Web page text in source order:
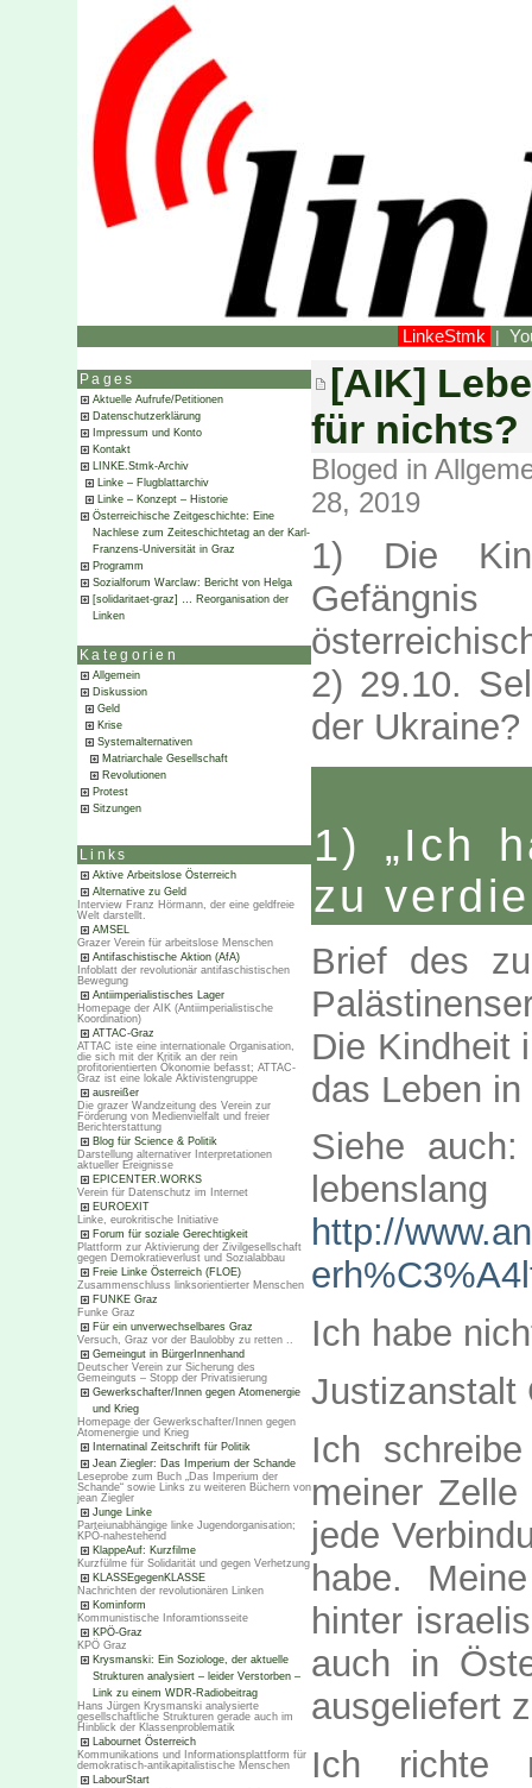
LinkeStmk |
Pages
Aktuelle Aufrufe/Petitionen
Datenschutzerklärung
Impressum und Konto
Kontakt
LINKE.Stmk-Archiv
Linke – Flugblattarchiv
Linke – Konzept – Historie
Österreichische Zeitgeschichte: Eine
Nachlese zum Zeiteschichtetag an der Karl-
Franzens-Universität in Graz
Programm
Sozialforum Warclaw: Bericht von Helga
[solidaritaet-graz] … Reorganisation der
Linken
Kategorien
Allgemein
Diskussion
Geld
Krise
Systemalternativen
Matriarchale Gesellschaft
Revolutionen
Protest
Sitzungen
Links
Aktive Arbeitslose Österreich
Alternative zu Geld
Interview Franz Hörmann, der eine geldfreie
Welt darstellt.
AMSEL
Grazer Verein für arbeitslose Menschen
Antifaschistische Aktion (AfA)
Infoblatt der revolutionär antifaschistischen
Bewegung
Antiimperialistisches Lager
Homepage der AIK (Antiimperialistische
Koordination)
ATTAC-Graz
ATTAC iste eine internationale Organisation,
die sich mit der Kritik an der rein
profitorientierten Ökonomie befasst; ATTAC-
Graz ist eine lokale Aktivistengruppe
ausreißer
Die grazer Wandzeitung des Verein zur
Förderung von Medienvielfalt und freier
Berichterstattung
Blog für Science & Politik
Darstellung alternativer Interpretationen
aktueller Ereignisse
EPICENTER.WORKS
Verein für Datenschutz im Internet
EUROEXIT
Linke, eurokritische Initiative
Forum für soziale Gerechtigkeit
Plattform zur Aktivierung der Zivilgesellschaft
gegen Demokratieverlust und Sozialabbau
Freie Linke Österreich (FLOE)
Zusammenschluss linksorientierter Menschen
FUNKE Graz
Funke Graz
Für ein unverwechselbares Graz
Versuch, Graz vor der Baulobby zu retten ..
Gemeingut in BürgerInnenhand
Deutscher Verein zur Sicherung des
Gemeinguts – Stopp der Privatisierung
Gewerkschafter/Innen gegen Atomenergie
und Krieg
Homepage der Gewerkschafter/Innen gegen
Atomenergie und Krieg
Internatinal Zeitschrift für Politik
Jean Ziegler: Das Imperium der Schande
Leseprobe zum Buch „Das Imperium der
Schande“ sowie Links zu weiteren Büchern von
jean Ziegler
Junge Linke
Parteiunabhängige linke Jugendorganisation;
KPÖ-nahestehend
KlappeAuf: Kurzfilme
Kurzfülme für Solidarität und gegen Verhetzung
KLASSEgegenKLASSE
Nachrichten der revolutionären Linken
Kominform
Kommunistische Inforamtionsseite
KPÖ-Graz
KPÖ Graz
Krysmanski: Ein Soziologe, der aktuelle
Strukturen analysiert – leider Verstorben –
Link zu einem WDR-Radiobeitrag
Hans Jürgen Krysmanski analysierte
gesellschaftliche Strukturen gerade auch im
Hinblick der Klassenproblematik
Labournet Österreich
Kommunikations und Informationsplattform für
demokratisch-antikapitalistische Menschen
LabourStart
[AIK]
für nichts?
Bloged in
28, 2019
1) Die
2) 29.10.
der
1) „Ich
zu
Brief des
Die Kindheit
das Leben
Siehe
lebenslang
http://
Ich habe
Justizanstalt
Ich
meiner
jede
habe.
hinter
auch in
ausgeliefert
Ich richte